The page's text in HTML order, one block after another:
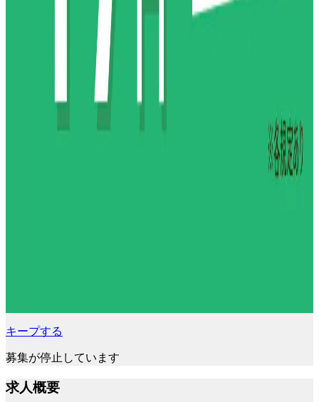
キープする
募集が停止しています
求人概要